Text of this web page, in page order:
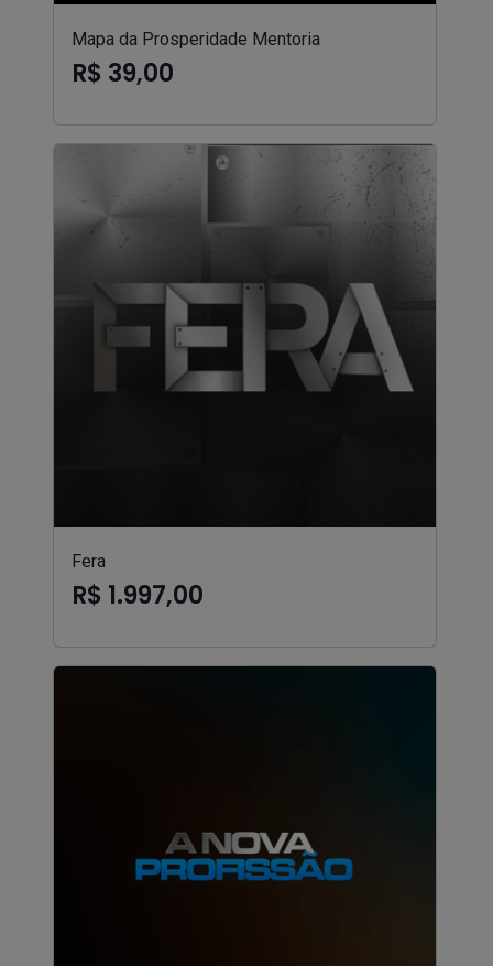
Mapa da Prosperidade Mentoria
R$ 39,00
Fera
R$ 1.997,00